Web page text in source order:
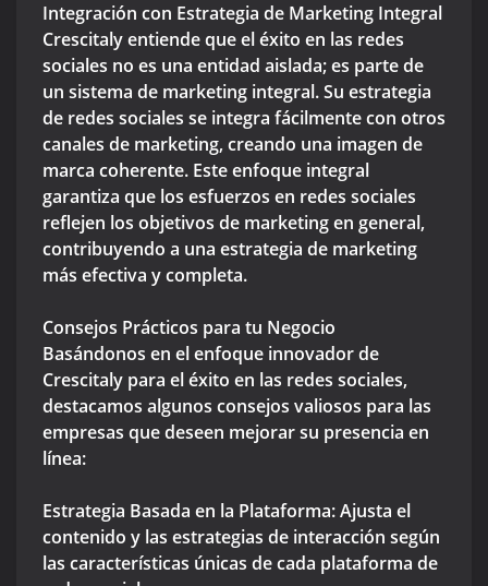
Integración con Estrategia de Marketing Integral
Crescitaly entiende que el éxito en las redes
sociales no es una entidad aislada; es parte de
un sistema de marketing integral. Su estrategia
de redes sociales se integra fácilmente con otros
canales de marketing, creando una imagen de
marca coherente. Este enfoque integral
garantiza que los esfuerzos en redes sociales
reflejen los objetivos de marketing en general,
contribuyendo a una estrategia de marketing
más efectiva y completa.
Consejos Prácticos para tu Negocio
Basándonos en el enfoque innovador de
Crescitaly para el éxito en las redes sociales,
destacamos algunos consejos valiosos para las
empresas que deseen mejorar su presencia en
línea:
Estrategia Basada en la Plataforma: Ajusta el
contenido y las estrategias de interacción según
las características únicas de cada plataforma de